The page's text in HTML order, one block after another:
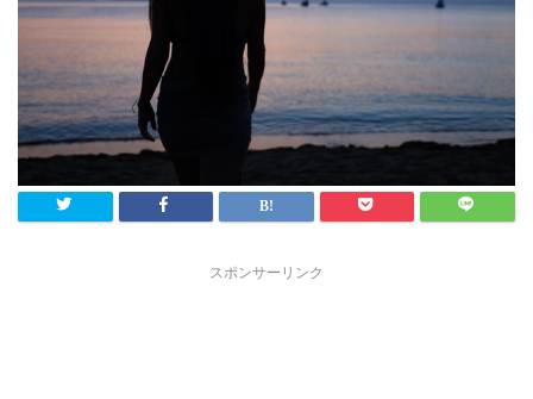
スポンサーリンク